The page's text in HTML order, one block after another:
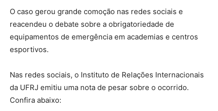
O caso gerou grande comoção nas redes sociais e
reacendeu o debate sobre a obrigatoriedade de
equipamentos de emergência em academias e centros
esportivos.
Nas redes sociais, o Instituto de Relações Internacionais
da UFRJ emitiu uma nota de pesar sobre o ocorrido.
Confira abaixo: